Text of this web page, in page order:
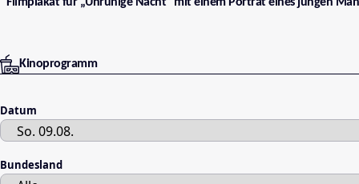
Kinoprogramm
Datum
Bundesland